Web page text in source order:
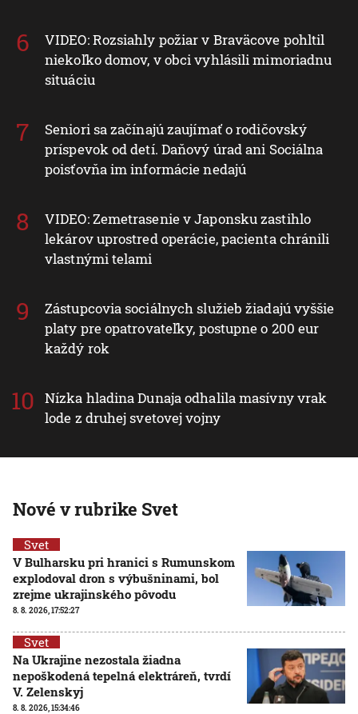
VIDEO: Rozsiahly požiar v Braväcove pohltil
niekoľko domov, v obci vyhlásili mimoriadnu
situáciu
Seniori sa začínajú zaujímať o rodičovský
príspevok od detí. Daňový úrad ani Sociálna
poisťovňa im informácie nedajú
VIDEO: Zemetrasenie v Japonsku zastihlo
lekárov uprostred operácie, pacienta chránili
vlastnými telami
Zástupcovia sociálnych služieb žiadajú vyššie
platy pre opatrovateľky, postupne o 200 eur
každý rok
Nízka hladina Dunaja odhalila masívny vrak
lode z druhej svetovej vojny
Nové v rubrike Svet
Svet
V Bulharsku pri hranici s Rumunskom
explodoval dron s výbušninami, bol
zrejme ukrajinského pôvodu
8. 8. 2026, 17:52:27
Svet
Na Ukrajine nezostala žiadna
nepoškodená tepelná elektráreň, tvrdí
V. Zelenskyj
8. 8. 2026, 15:34:46